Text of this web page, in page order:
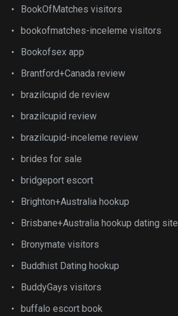
BookOfMatches visitors
bookofmatches-inceleme visitors
Bookofsex app
Brantford+Canada review
brazilcupid de review
brazilcupid review
brazilcupid-inceleme review
brides for sale
bridgeport escort
Brighton+Australia hookup
Brisbane+Australia hookup dating site
Bronymate visitors
Buddhist Dating hookup
BuddyGays visitors
buffalo escort book